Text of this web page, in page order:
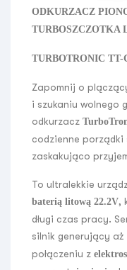
ODKURZACZ
TURBOSZCZOTKA
TURBOTRONIC TT-
Zapomnij o
i szukaniu wolnego
odkurzacz
codzienne
zaskakująco
To ultralekkie
baterią litową 22.2V,
długi czas pracy.
silnik generujący aż
połączeniu z